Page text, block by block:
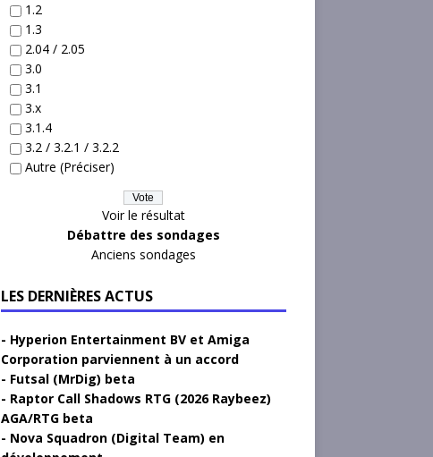
1.2
1.3
2.04 / 2.05
3.0
3.1
3.x
3.1.4
3.2 / 3.2.1 / 3.2.2
Autre (Préciser)
Voir le résultat
Débattre des sondages
Anciens sondages
LES DERNIÈRES ACTUS
Hyperion Entertainment BV et Amiga
Corporation parviennent à un accord
Futsal (MrDig) beta
Raptor Call Shadows RTG (2026 Raybeez)
AGA/RTG beta
Nova Squadron (Digital Team) en